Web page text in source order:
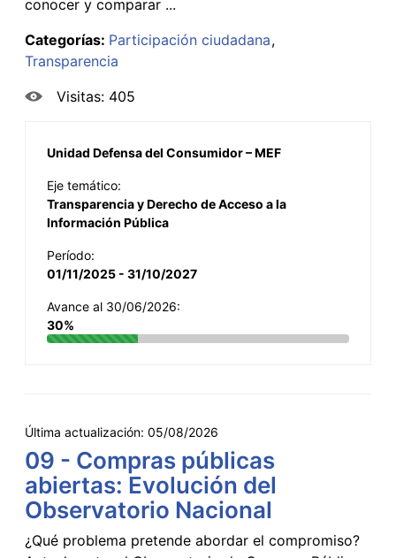
conocer y comparar ...
Categorías: Participación ciudadana
Transparencia
Visitas: 405
Unidad Defensa del Consumidor – MEF
Eje temático:
Transparencia y Derecho de Acceso a la
Información Pública
Período:
01/11/2025 - 31/10/2027
Avance al 30/06/2026:
30%
Última actualización: 05/08/2026
09 - Compras públicas
abiertas: Evolución del
Observatorio Nacional
¿Qué problema pretende abordar el compromiso?